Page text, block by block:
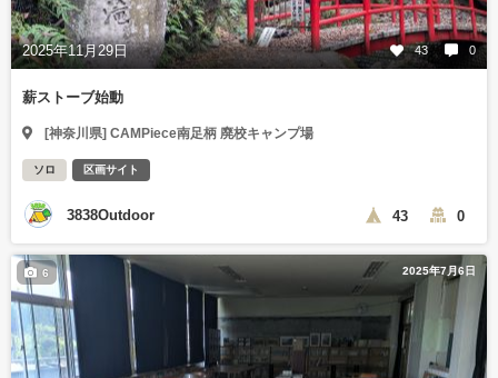
2025年11月29日 43 0
薪ストーブ始動
[神奈川県] CAMPiece南足柄 廃校キャンプ場
ソロ 区画サイト
3838Outdoor 43 0
2025年7月6日
6